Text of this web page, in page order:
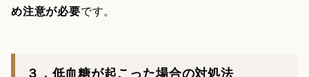
め注意が必要です。
３．低血糖が起こった場合の対処法